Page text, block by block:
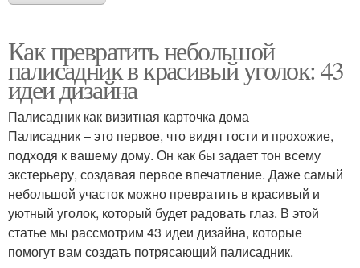
Как превратить небольшой
палисадник в красивый уголок: 43
идеи дизайна
Палисадник как визитная карточка дома
Палисадник – это первое, что видят гости и прохожие,
подходя к вашему дому. Он как бы задает тон всему
экстерьеру, создавая первое впечатление. Даже самый
небольшой участок можно превратить в красивый и
уютный уголок, который будет радовать глаз. В этой
статье мы рассмотрим 43 идеи дизайна, которые
помогут вам создать потрясающий палисадник.